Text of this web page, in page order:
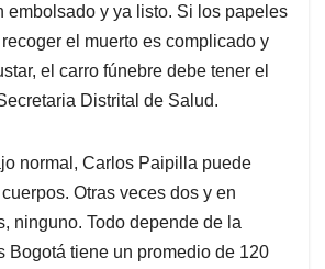
embolsado y ya listo. Si los papeles
el muerto es complicado y
el carro fúnebre debe tener el
Distrital de Salud.
normal, Carlos Paipilla puede
Otras veces dos y en
ninguno. Todo depende de la
Bogotá tiene un promedio de 120